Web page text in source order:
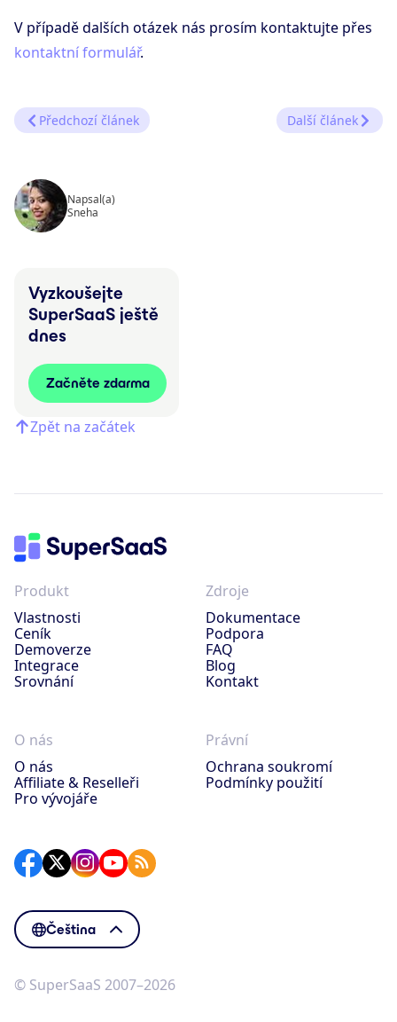
V případě dalších otázek nás prosím kontaktujte přes
kontaktní formulář.
Předchozí článek Další článek
Napsal(a)
Sneha
Vyzkoušejte
SuperSaaS ještě
dnes
Začněte zdarma
Zpět na začátek
Produkt
Vlastnosti
Ceník
Demoverze
Integrace
Srovnání
Zdroje
Dokumentace
Podpora
FAQ
Blog
Kontakt
O nás
O nás
Affiliate & Reselleři
Pro vývojáře
Právní
Ochrana soukromí
Podmínky použití
Čeština
© SuperSaaS 2007–2026